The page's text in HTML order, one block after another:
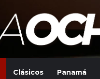
Clásicos Panamá